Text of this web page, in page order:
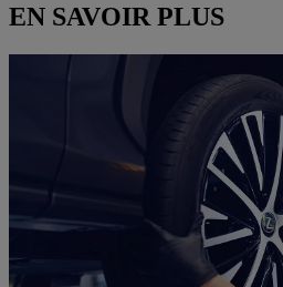
EN SAVOIR PLUS